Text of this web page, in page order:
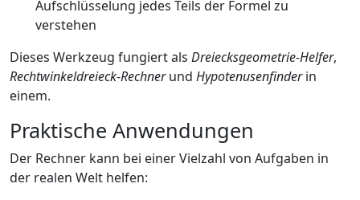
Aufschlüsselung jedes Teils der Formel zu
verstehen
Dieses Werkzeug fungiert als Dreiecksgeometrie-Helfer,
Rechtwinkeldreieck-Rechnerund Hypotenusenfinderin
einem.
Praktische Anwendungen
Der Rechner kann bei einer Vielzahl von Aufgaben in
der realen Welt helfen: